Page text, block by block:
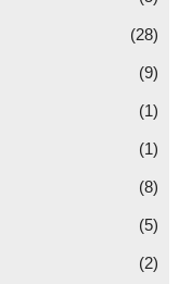
(28)
(9)
(1)
(1)
(8)
(5)
(2)